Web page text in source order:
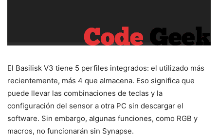
El Basilisk V3 tiene 5 perfiles integrados: el utilizado más
recientemente, más 4 que almacena. Eso significa que
puede llevar las combinaciones de teclas y la
configuración del sensor a otra PC sin descargar el
software. Sin embargo, algunas funciones, como RGB y
macros, no funcionarán sin Synapse.